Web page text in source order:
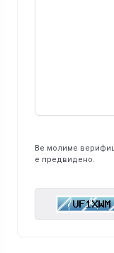
Ве молиме
е предвидено.